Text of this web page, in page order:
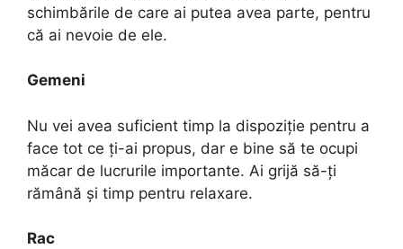
schimbările de care ai putea avea parte, pentru
că ai nevoie de ele.
Gemeni
Nu vei avea suficient timp la dispoziție pentru a
face tot ce ți-ai propus, dar e bine să te ocupi
măcar de lucrurile importante. Ai grijă să-ți
rămână și timp pentru relaxare.
Rac